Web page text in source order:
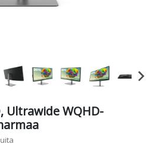
Ultrawide WQHD-